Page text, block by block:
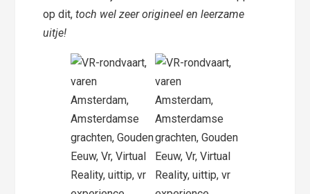
op dit,toch wel zeer origineel en leerzame
uitje!